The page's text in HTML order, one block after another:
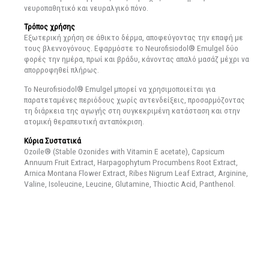
νευροπαθητικό και νευραλγικό πόνο.
Τρόπος χρήσης
Εξωτερική χρήση σε άθικτο δέρμα, αποφεύγοντας την επαφή με
τους βλεννογόνους. Εφαρμόστε το Neurofisiodol® Emulgel δύο
φορές την ημέρα, πρωί και βράδυ, κάνοντας απαλό μασάζ μέχρι να
απορροφηθεί πλήρως.
Το Neurofisiodol® Emulgel μπορεί να χρησιμοποιείται για
παρατεταμένες περιόδους χωρίς αντενδείξεις, προσαρμόζοντας
τη διάρκεια της αγωγής στη συγκεκριμένη κατάσταση και στην
ατομική θεραπευτική ανταπόκριση.
Κύρια Συστατικά
Ozoile® (Stable Ozonides with Vitamin E acetate), Capsicum
Annuum Fruit Extract, Harpagophytum Procumbens Root Extract,
Arnica Montana Flower Extract, Ribes Nigrum Leaf Extract, Arginine,
Valine, Isoleucine, Leucine, Glutamine, Thioctic Acid, Panthenol.